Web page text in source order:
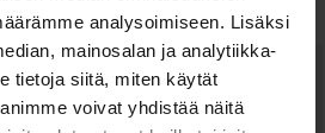
analysoimiseen. Lisäksi
mainosalan ja analytiikka-
tietoja siitä, miten käytät
voivat yhdistää näitä
YHTEYTTÄ